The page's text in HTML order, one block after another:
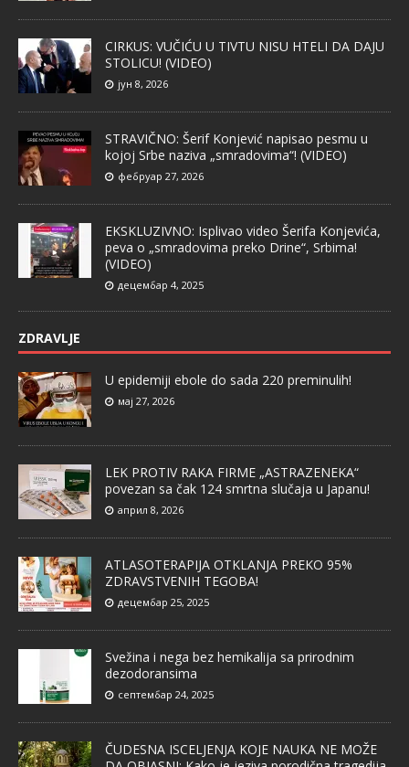
CIRKUS: VUČIĆU U TIVTU NISU HTELI DA DAJU
STOLICU! (VIDEO)
јун 8, 2026
STRAVIČNO: Šerif Konjević napisao pesmu u
kojoj Srbe naziva „smradovima“! (VIDEO)
фебруар 27, 2026
EKSKLUZIVNO: Isplivao video Šerifa Konjevića,
peva o „smradovima preko Drine“, Srbima!
(VIDEO)
децембар 4, 2025
ZDRAVLJE
U epidemiji ebole do sada 220 preminulih!
мај 27, 2026
LEK PROTIV RAKA FIRME „ASTRAZENEKA“
povezan sa čak 124 smrtna slučaja u Japanu!
април 8, 2026
ATLASOTERAPIJA OTKLANJA PREKO 95%
ZDRAVSTVENIH TEGOBA!
децембар 25, 2025
Svežina i nega bez hemikalija sa prirodnim
dezodoransima
септембар 24, 2025
ČUDESNA ISCELJENJA KOJE NAUKA NE MOŽE